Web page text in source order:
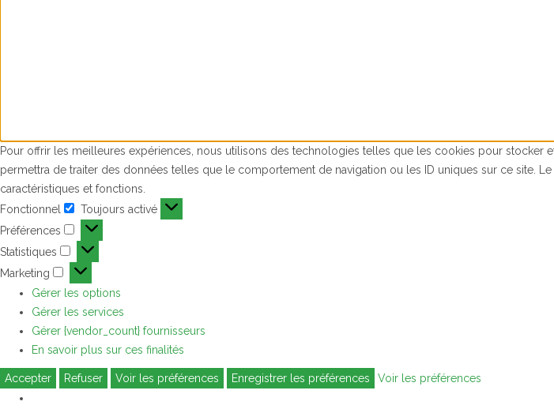
Pour offrir les meilleures expériences, nous utilisons des technologies telles que les cookies pour
permettra de traiter des données telles que le comportement de navigation ou les ID uniques sur ce site.
caractéristiques et fonctions.
Fonctionnel
Fonctionnel
Toujours activé
Préférences
Préférences
Statistiques
Statistiques
Marketing
Marketing
Gérer les options
Gérer les services
Gérer {vendor_count} fournisseurs
En savoir plus sur ces finalités
Accepter Refuser Voir les préférences Enregistrer les préférences Voir les préférences